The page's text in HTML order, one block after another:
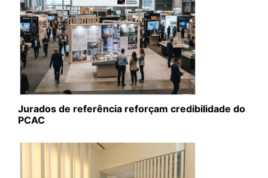
Jurados de referência reforçam credibilidade do
PCAC